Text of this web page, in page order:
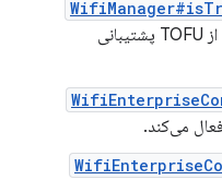
: نشان می‌دهد که آیا دستگاه از TOFU پشتیبانی